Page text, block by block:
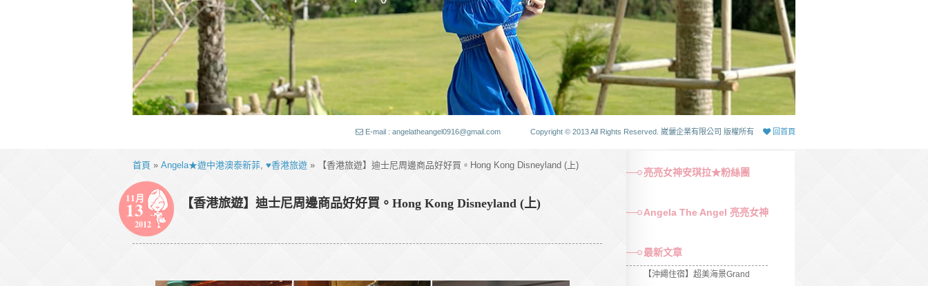
E-mail : angelatheangel0916@gmail.com Copyright © 2013 All Rights Reserved. 崴儷企業有限公司 版權所有 回首頁
首頁 » Angela★遊中港澳泰新菲, ♥香港旅遊 » 【香港旅遊】迪士尼周邊商品好好買。Hong Kong Disneyland (上)
11月
13
2012
【香港旅遊】迪士尼周邊商品好好買。Hong Kong Disneyland (上)
亮亮女神安琪拉★粉絲團
Angela The Angel 亮亮女神
最新文章
【沖繩住宿】超美海景Grand